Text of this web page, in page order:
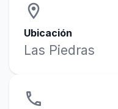
location_on
Ubicación
Las Piedras
phone